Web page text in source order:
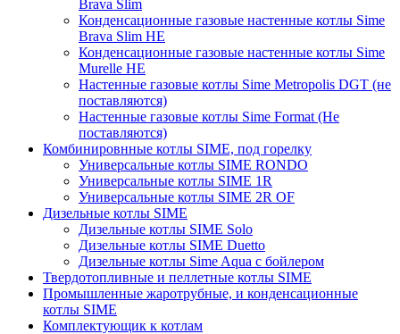
Brava Slim
Конденсационные газовые настенные котлы Sime
Brava Slim HE
Конденсационные газовые настенные котлы Sime
Murelle HE
Настенные газовые котлы Sime Metropolis DGT (не
поставляются)
Настенные газовые котлы Sime Format (Не
поставляются)
Комбинировнные котлы SIME, под горелку
Универсальные котлы SIME RONDO
Универсальные котлы SIME 1R
Универсальные котлы SIME 2R OF
Дизельные котлы SIME
Дизельные котлы SIME Solo
Дизельные котлы SIME Duetto
Дизельные котлы Sime Aqua с бойлером
Твердотопливные и пеллетные котлы SIME
Промышленные жаротрубные, и конденсационные
котлы SIME
Комплектующик к котлам